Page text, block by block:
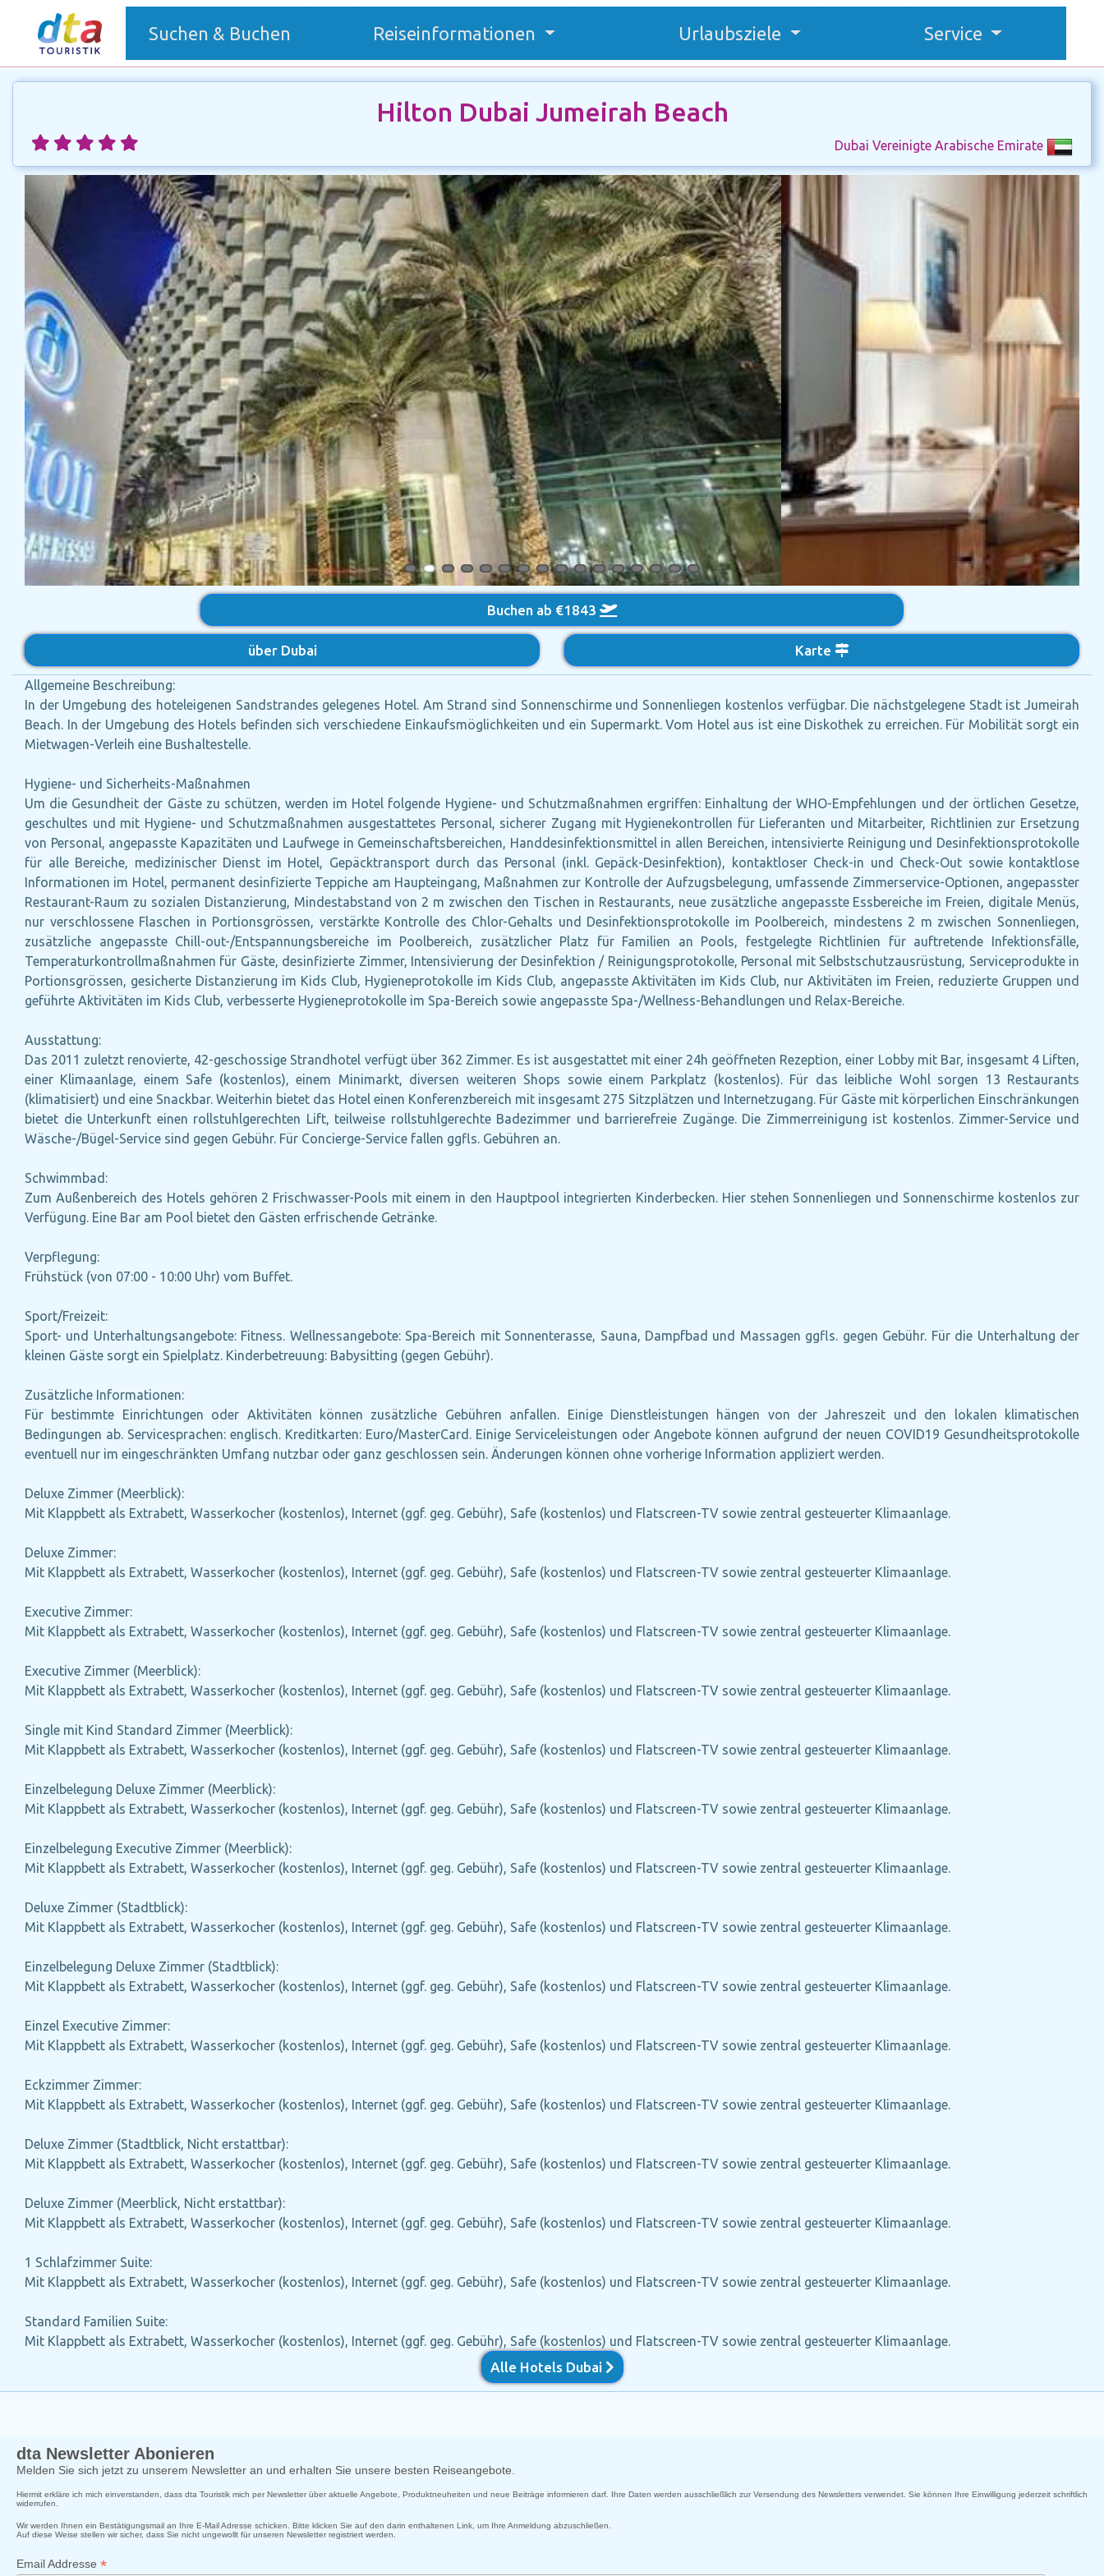
Suchen & Buchen Reiseinformationen Urlaubsziele Service
Hilton Dubai Jumeirah Beach
Dubai Vereinigte Arabische Emirate
Buchen ab €1843
über Dubai Karte
Allgemeine Beschreibung:
In der Umgebung des hoteleigenen Sandstrandes gelegenes Hotel. Am Strand sind Sonnenschirme und Sonnenliegen kostenlos verfügbar. Die nächstgelegene Stadt ist Jumeirah
Beach. In der Umgebung des Hotels befinden sich verschiedene Einkaufsmöglichkeiten und ein Supermarkt. Vom Hotel aus ist eine Diskothek zu erreichen. Für Mobilität sorgt ein
Mietwagen-Verleih eine Bushaltestelle.
Hygiene- und Sicherheits-Maßnahmen
Um die Gesundheit der Gäste zu schützen, werden im Hotel folgende Hygiene- und Schutzmaßnahmen ergriffen: Einhaltung der WHO-Empfehlungen und der örtlichen Gesetze,
geschultes und mit Hygiene- und Schutzmaßnahmen ausgestattetes Personal, sicherer Zugang mit Hygienekontrollen für Lieferanten und Mitarbeiter, Richtlinien zur Ersetzung
von Personal, angepasste Kapazitäten und Laufwege in Gemeinschaftsbereichen, Handdesinfektionsmittel in allen Bereichen, intensivierte Reinigung und Desinfektionsprotokolle
für alle Bereiche, medizinischer Dienst im Hotel, Gepäcktransport durch das Personal (inkl. Gepäck-Desinfektion), kontaktloser Check-in und Check-Out sowie kontaktlose
Informationen im Hotel, permanent desinfizierte Teppiche am Haupteingang, Maßnahmen zur Kontrolle der Aufzugsbelegung, umfassende Zimmerservice-Optionen, angepasster
Restaurant-Raum zu sozialen Distanzierung, Mindestabstand von 2 m zwischen den Tischen in Restaurants, neue zusätzliche angepasste Essbereiche im Freien, digitale Menüs,
nur verschlossene Flaschen in Portionsgrössen, verstärkte Kontrolle des Chlor-Gehalts und Desinfektionsprotokolle im Poolbereich, mindestens 2 m zwischen Sonnenliegen,
zusätzliche angepasste Chill-out-/Entspannungsbereiche im Poolbereich, zusätzlicher Platz für Familien an Pools, festgelegte Richtlinien für auftretende Infektionsfälle,
Temperaturkontrollmaßnahmen für Gäste, desinfizierte Zimmer, Intensivierung der Desinfektion / Reinigungsprotokolle, Personal mit Selbstschutzausrüstung, Serviceprodukte in
Portionsgrössen, gesicherte Distanzierung im Kids Club, Hygieneprotokolle im Kids Club, angepasste Aktivitäten im Kids Club, nur Aktivitäten im Freien, reduzierte Gruppen und
geführte Aktivitäten im Kids Club, verbesserte Hygieneprotokolle im Spa-Bereich sowie angepasste Spa-/Wellness-Behandlungen und Relax-Bereiche.
Ausstattung:
Das 2011 zuletzt renovierte, 42-geschossige Strandhotel verfügt über 362 Zimmer. Es ist ausgestattet mit einer 24h geöffneten Rezeption, einer Lobby mit Bar, insgesamt 4 Liften,
einer Klimaanlage, einem Safe (kostenlos), einem Minimarkt, diversen weiteren Shops sowie einem Parkplatz (kostenlos). Für das leibliche Wohl sorgen 13 Restaurants
(klimatisiert) und eine Snackbar. Weiterhin bietet das Hotel einen Konferenzbereich mit insgesamt 275 Sitzplätzen und Internetzugang. Für Gäste mit körperlichen Einschränkungen
bietet die Unterkunft einen rollstuhlgerechten Lift, teilweise rollstuhlgerechte Badezimmer und barrierefreie Zugänge. Die Zimmerreinigung ist kostenlos. Zimmer-Service und
Wäsche-/Bügel-Service sind gegen Gebühr. Für Concierge-Service fallen ggfls. Gebühren an.
Schwimmbad:
Zum Außenbereich des Hotels gehören 2 Frischwasser-Pools mit einem in den Hauptpool integrierten Kinderbecken. Hier stehen Sonnenliegen und Sonnenschirme kostenlos zur
Verfügung. Eine Bar am Pool bietet den Gästen erfrischende Getränke.
Verpflegung:
Frühstück (von 07:00 - 10:00 Uhr) vom Buffet.
Sport/Freizeit:
Sport- und Unterhaltungsangebote: Fitness. Wellnessangebote: Spa-Bereich mit Sonnenterasse, Sauna, Dampfbad und Massagen ggfls. gegen Gebühr. Für die Unterhaltung der
kleinen Gäste sorgt ein Spielplatz. Kinderbetreuung: Babysitting (gegen Gebühr).
Zusätzliche Informationen:
Für bestimmte Einrichtungen oder Aktivitäten können zusätzliche Gebühren anfallen. Einige Dienstleistungen hängen von der Jahreszeit und den lokalen klimatischen
Bedingungen ab. Servicesprachen: englisch. Kreditkarten: Euro/MasterCard. Einige Serviceleistungen oder Angebote können aufgrund der neuen COVID19 Gesundheitsprotokolle
eventuell nur im eingeschränkten Umfang nutzbar oder ganz geschlossen sein. Änderungen können ohne vorherige Information appliziert werden.
Deluxe Zimmer (Meerblick):
Mit Klappbett als Extrabett, Wasserkocher (kostenlos), Internet (ggf. geg. Gebühr), Safe (kostenlos) und Flatscreen-TV sowie zentral gesteuerter Klimaanlage.
Deluxe Zimmer:
Mit Klappbett als Extrabett, Wasserkocher (kostenlos), Internet (ggf. geg. Gebühr), Safe (kostenlos) und Flatscreen-TV sowie zentral gesteuerter Klimaanlage.
Executive Zimmer:
Mit Klappbett als Extrabett, Wasserkocher (kostenlos), Internet (ggf. geg. Gebühr), Safe (kostenlos) und Flatscreen-TV sowie zentral gesteuerter Klimaanlage.
Executive Zimmer (Meerblick):
Mit Klappbett als Extrabett, Wasserkocher (kostenlos), Internet (ggf. geg. Gebühr), Safe (kostenlos) und Flatscreen-TV sowie zentral gesteuerter Klimaanlage.
Single mit Kind Standard Zimmer (Meerblick):
Mit Klappbett als Extrabett, Wasserkocher (kostenlos), Internet (ggf. geg. Gebühr), Safe (kostenlos) und Flatscreen-TV sowie zentral gesteuerter Klimaanlage.
Einzelbelegung Deluxe Zimmer (Meerblick):
Mit Klappbett als Extrabett, Wasserkocher (kostenlos), Internet (ggf. geg. Gebühr), Safe (kostenlos) und Flatscreen-TV sowie zentral gesteuerter Klimaanlage.
Einzelbelegung Executive Zimmer (Meerblick):
Mit Klappbett als Extrabett, Wasserkocher (kostenlos), Internet (ggf. geg. Gebühr), Safe (kostenlos) und Flatscreen-TV sowie zentral gesteuerter Klimaanlage.
Deluxe Zimmer (Stadtblick):
Mit Klappbett als Extrabett, Wasserkocher (kostenlos), Internet (ggf. geg. Gebühr), Safe (kostenlos) und Flatscreen-TV sowie zentral gesteuerter Klimaanlage.
Einzelbelegung Deluxe Zimmer (Stadtblick):
Mit Klappbett als Extrabett, Wasserkocher (kostenlos), Internet (ggf. geg. Gebühr), Safe (kostenlos) und Flatscreen-TV sowie zentral gesteuerter Klimaanlage.
Einzel Executive Zimmer:
Mit Klappbett als Extrabett, Wasserkocher (kostenlos), Internet (ggf. geg. Gebühr), Safe (kostenlos) und Flatscreen-TV sowie zentral gesteuerter Klimaanlage.
Eckzimmer Zimmer:
Mit Klappbett als Extrabett, Wasserkocher (kostenlos), Internet (ggf. geg. Gebühr), Safe (kostenlos) und Flatscreen-TV sowie zentral gesteuerter Klimaanlage.
Deluxe Zimmer (Stadtblick, Nicht erstattbar):
Mit Klappbett als Extrabett, Wasserkocher (kostenlos), Internet (ggf. geg. Gebühr), Safe (kostenlos) und Flatscreen-TV sowie zentral gesteuerter Klimaanlage.
Deluxe Zimmer (Meerblick, Nicht erstattbar):
Mit Klappbett als Extrabett, Wasserkocher (kostenlos), Internet (ggf. geg. Gebühr), Safe (kostenlos) und Flatscreen-TV sowie zentral gesteuerter Klimaanlage.
1 Schlafzimmer Suite:
Mit Klappbett als Extrabett, Wasserkocher (kostenlos), Internet (ggf. geg. Gebühr), Safe (kostenlos) und Flatscreen-TV sowie zentral gesteuerter Klimaanlage.
Standard Familien Suite:
Mit Klappbett als Extrabett, Wasserkocher (kostenlos), Internet (ggf. geg. Gebühr), Safe (kostenlos) und Flatscreen-TV sowie zentral gesteuerter Klimaanlage.
Alle Hotels Dubai
dta Newsletter Abonieren
Melden Sie sich jetzt zu unserem Newsletter an und erhalten Sie unsere besten Reiseangebote.
Hiermit erkläre ich mich einverstanden, dass dta Touristik mich per Newsletter über aktuelle Angebote, Produktneuheiten und neue Beiträge informieren darf. Ihre Daten werden ausschließlich zur Versendung des Newsletters verwendet. Sie können Ihre Einwilligung jederzeit schriftlich
widerrufen.
Wir werden Ihnen ein Bestätigungsmail an Ihre E-Mail Adresse schicken. Bitte klicken Sie auf den darin enthaltenen Link, um Ihre Anmeldung abzuschließen.
Auf diese Weise stellen wir sicher, dass Sie nicht ungewollt für unseren Newsletter registriert werden.
Email Addresse *